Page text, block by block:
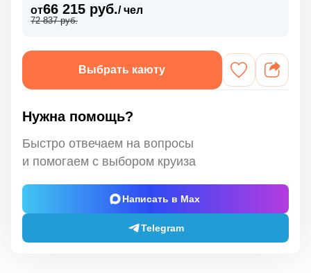
от66 215 руб./ чел
72 837 руб.
Выбрать каюту
Нужна помощь?
Быстро отвечаем на вопросы
и помогаем с выбором круиза
Написать в Max
Telegram